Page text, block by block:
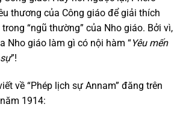
thương của Công giáo để giải thích
“ngũ thường” của Nho giáo. Bởi vì,
Nho giáo làm gì có nội hàm “Yêu mến
”!
về “Phép lịch sự Annam” đăng trên
1914: